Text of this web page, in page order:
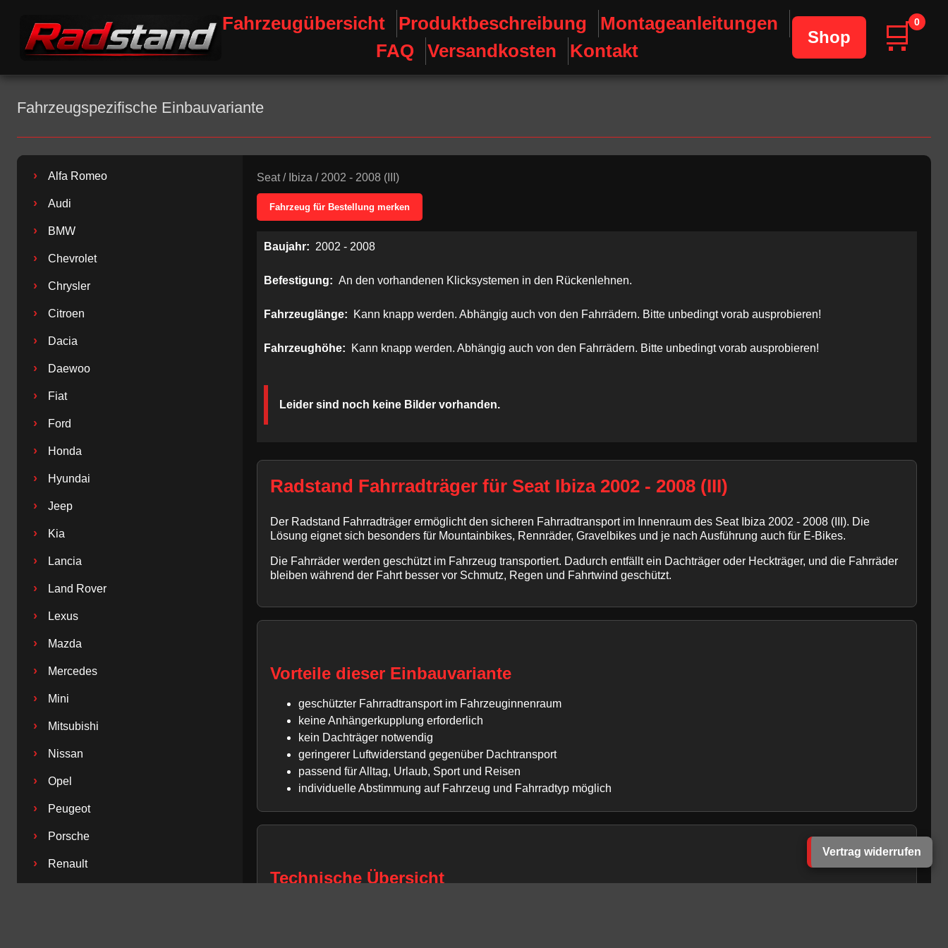
Fahrzeugübersicht Produktbeschreibung
Montageanleitungen
FAQ
Versandkosten Kontakt
Shop 🛒0
Fahrzeugspezifische Einbauvariante
› Alfa Romeo
› Audi
› BMW
› Chevrolet
› Chrysler
› Citroen
› Dacia
› Daewoo
› Fiat
› Ford
› Honda
› Hyundai
› Jeep
› Kia
› Lancia
› Land Rover
› Lexus
› Mazda
› Mercedes
› Mini
› Mitsubishi
› Nissan
› Opel
› Peugeot
› Porsche
› Renault
Seat/ Ibiza / 2002 - 2008 (III)
Fahrzeug für Bestellung merken
Baujahr: 2002 - 2008
Befestigung: An den vorhandenen Klicksystemen in den Rückenlehnen.
Fahrzeuglänge: Kann knapp werden. Abhängig auch von den Fahrrädern. Bitte unbedingt vorab ausprobieren!
Fahrzeughöhe: Kann knapp werden. Abhängig auch von den Fahrrädern. Bitte unbedingt vorab ausprobieren!
Leider sind noch keine Bilder vorhanden.
Radstand Fahrradträger für Seat Ibiza 2002 - 2008 (III)
Der Radstand Fahrradträger ermöglicht den sicheren Fahrradtransport im Innenraum des Seat Ibiza 2002 - 2008 (III). Die
Lösung eignet sich besonders für Mountainbikes, Rennräder, Gravelbikes und je nach Ausführung auch für E-Bikes.
Die Fahrräder werden geschützt im Fahrzeug transportiert. Dadurch entfällt ein Dachträger oder Heckträger, und die Fahrräder
bleiben während der Fahrt besser vor Schmutz, Regen und Fahrtwind geschützt.
Vorteile dieser Einbauvariante
geschützter Fahrradtransport im Fahrzeuginnenraum
keine Anhängerkupplung erforderlich
kein Dachträger notwendig
geringerer Luftwiderstand gegenüber Dachtransport
passend für Alltag, Urlaub, Sport und Reisen
individuelle Abstimmung auf Fahrzeug und Fahrradtyp möglich
Technische Übersicht
Vertrag widerrufen